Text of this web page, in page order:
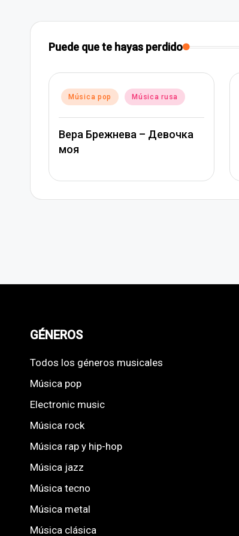
Puede que te hayas perdido
Publicado
Música pop Música rusa
Вера Брежнева – Девочка
моя
GÉNEROS
Todos los géneros musicales
Música pop
Electronic music
Música rock
Música rap y hip-hop
Música jazz
Música tecno
Música metal
Música clásica